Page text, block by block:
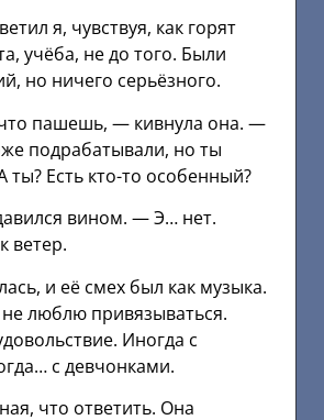
я, чувствуя, как горят
учёба, не до того. Были
но ничего серьёзного.
пашешь, — кивнула она. —
подрабатывали, но ты
ты? Есть кто-то особенный?
вином. — Э… нет.
ветер.
и её смех был как музыка.
люблю привязываться.
Иногда с
с девчонками.
что ответить. Она